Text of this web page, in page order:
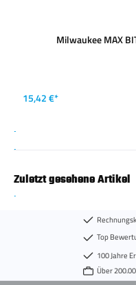
Milwaukee MAX
15,42 €*
Zuletzt gesehene Artikel
Top
100 Jahre
Über